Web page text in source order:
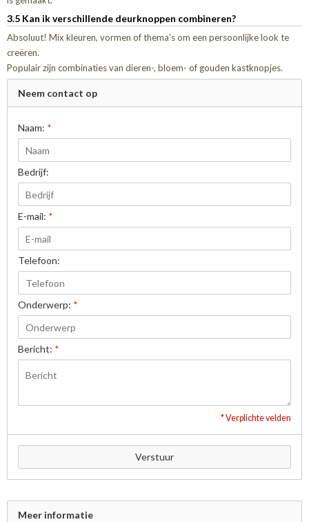
3.5 Kan ik verschillende deurknoppen combineren?
Absoluut! Mix kleuren, vormen of thema’s om een persoonlijke look te
creëren.
Populair zijn combinaties van dieren-, bloem- of gouden kastknopjes.
Neem contact op
Naam: *
Bedrijf:
E-mail: *
Telefoon:
Onderwerp: *
Bericht: *
* Verplichte velden
Verstuur
Meer informatie